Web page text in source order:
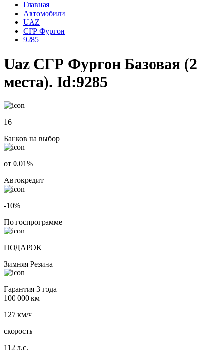
Главная
Автомобили
UAZ
СГР Фургон
9285
Uaz СГР Фургон Базовая (2
места). Id:9285
16
Банков на выбор
от 0.01%
Автокредит
-10%
По госпрограмме
ПОДАРОК
Зимняя Резина
Гарантия 3 года
100 000 км
127 км/ч
скорость
112 л.с.